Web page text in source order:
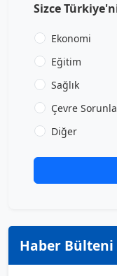
Sizce
Ekonomi
Eğitim
Sağlık
Çevre
Diğer
Haber Bülteni